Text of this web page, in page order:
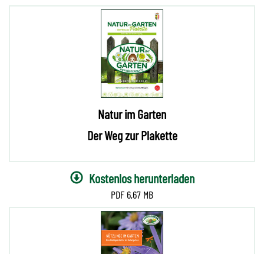
Natur im Garten
Der Weg zur Plakette
Kostenlos herunterladen
6,67 MB